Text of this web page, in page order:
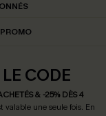
CODE
& -25% DÈS 4
valable une seule fois. En